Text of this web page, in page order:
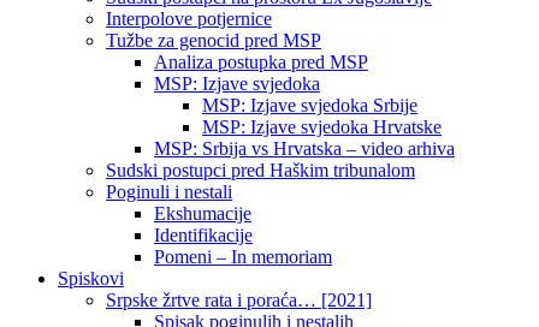
Interpolove potjernice
Tužbe za genocid pred MSP
Analiza postupka pred MSP
MSP: Izjave svjedoka
MSP: Izjave svjedoka Srbije
MSP: Izjave svjedoka Hrvatske
MSP: Srbija vs Hrvatska – video arhiva
Sudski postupci pred Haškim tribunalom
Poginuli i nestali
Ekshumacije
Identifikacije
Pomeni – In memoriam
Spiskovi
Srpske žrtve rata i poraća… [2021]
Spisak poginulih i nestalih